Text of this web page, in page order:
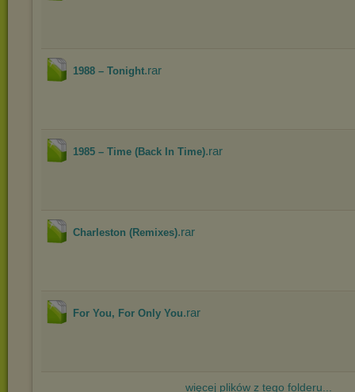
1988 ‎– Tonight.rar
1985 ‎– Time (Back In Time).rar
Charleston (Remixes).rar
For You, For Only You.rar
więcej plików z tego folderu...